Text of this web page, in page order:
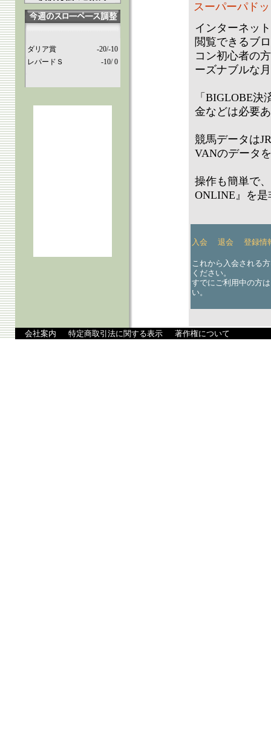
ダリア賞
-20/-10
レパードＳ
-10/ 0
スーパーパド
インターネッ
閲覧できるブ
コン初心者の
ーズナブルな
「BIGLOBE
金などは必要
競馬データは
VANのデータ
操作も簡単で
ONLINE』を
入会 退会 登録情
これから入会される
ください。
すでにご利用中の方
い。
会社案内 特定商取引法に関する表示 著作権について